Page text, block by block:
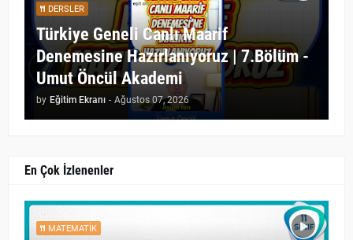
DERSLER
Türkiye Geneli Canlı Maarif
Denemesine Hazırlanıyoruz | 7.Bölüm -
Umut Öncül Akademi
by Eğitim Ekranı - Ağustos 07, 2026
En Çok İzlenenler
MATEMATIK